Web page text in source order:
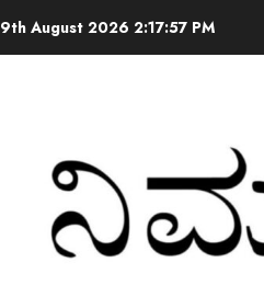
9th August 2026 2:17:58 PM